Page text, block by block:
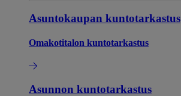
Asuntokaupan kuntotarkastus
Omakotitalon kuntotarkastus
Asunnon kuntotarkastus